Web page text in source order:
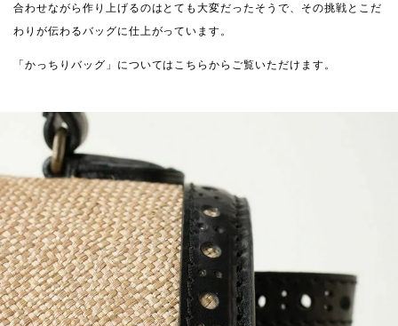
合わせながら作り上げるのはとても大変だったそうで、その挑戦とこだ
わりが伝わるバッグに仕上がっています。
「かっちりバッグ」については こちらから ご覧いただけます。